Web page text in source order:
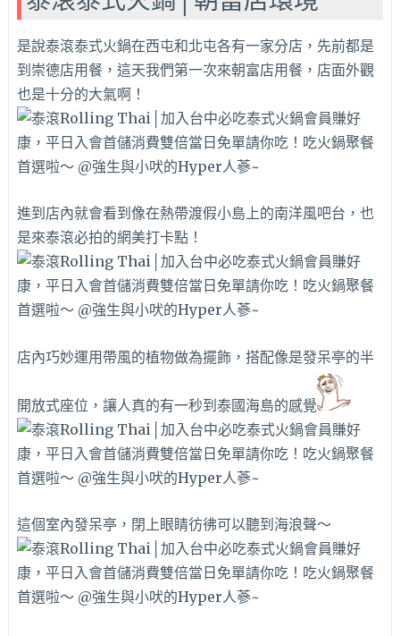
是說泰滾泰式火鍋在西屯和北屯各有一家分店，先前都是
到崇德店用餐，這天我們第一次來朝富店用餐，店面外觀
也是十分的大氣啊！
進到店內就會看到像在熱帶渡假小島上的南洋風吧台，也
是來泰滾必拍的網美打卡點！
店內巧妙運用帶風的植物做為擺飾，搭配像是發呆亭的半
開放式座位，讓人真的有一秒到泰國海島的感覺
這個室內發呆亭，閉上眼睛彷彿可以聽到海浪聲～